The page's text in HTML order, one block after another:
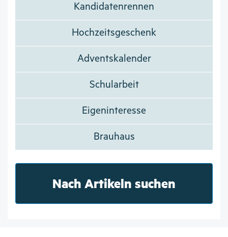
Kandidatenrennen
Hochzeitsgeschenk
Adventskalender
Schularbeit
Eigeninteresse
Brauhaus
Nach Artikeln suchen